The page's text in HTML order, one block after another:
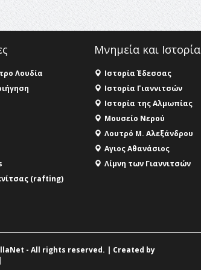
Λουδία
(rafting)
Μνημεία και Ιστορία
Ιστορία Έδεσσας
Ιστορία Γιαννιτσών
Ιστορία της Αλμωπίας
Μουσείο Νερού
Λουτρό Μ. Αλεξάνδρου
Αγιος Αθανάσιος
Λίμνη των Γιαννιτσών
- All rights reserved. | Created by
|